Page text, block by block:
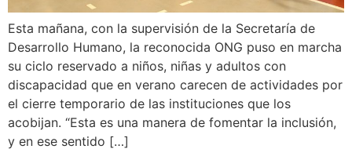
Esta mañana, con la supervisión de la Secretaría de
Desarrollo Humano, la reconocida ONG puso en marcha
su ciclo reservado a niños, niñas y adultos con
discapacidad que en verano carecen de actividades por
el cierre temporario de las instituciones que los
acobijan. “Esta es una manera de fomentar la inclusión,
y en ese sentido […]